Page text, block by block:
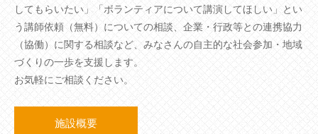
してもらいたい」「ボランティアについて講演してほしい」とい
う講師依頼（無料）についての相談、企業・行政等との連携協力
（協働）に関する相談など、みなさんの自主的な社会参加・地域
づくりの一歩を支援します。
お気軽にご相談ください。
施設概要